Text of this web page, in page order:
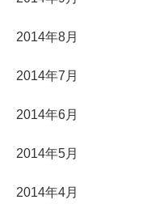
2014年8月
2014年7月
2014年6月
2014年5月
2014年4月